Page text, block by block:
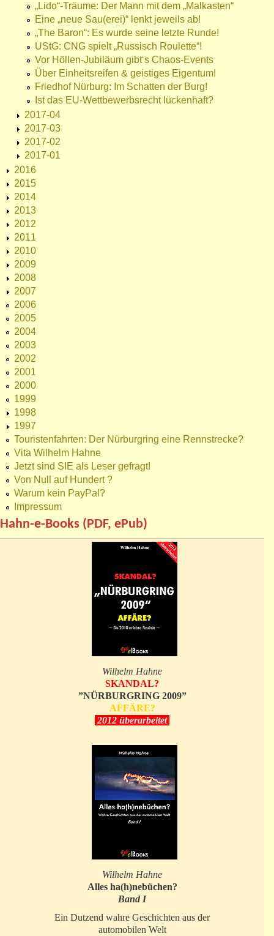
„Lido“-Träume: Der Mann mit dem „Malkasten“
Eine „neue Sau(erei)“ lenkt jeweils ab!
„The Baron“: Es wurde seine letzte Runde!
UStG: CNG spielt „Russisch Roulette“!
Vor Höllen-Jubiläum gibt‘s Chaos-Events
Über Einheitsreifen & geistiges Eigentum!
Friedhof Nürburg: Im Schatten der Burg!
Ist das EU-Wettbewerbsrecht lückenhaft?
2017-04
2017-03
2017-02
2017-01
2016
2015
2014
2013
2012
2011
2010
2009
2008
2007
2006
2005
2004
2003
2002
2001
2000
1999
1998
1997
Touristenfahrten: Der Nürburgring eine Rennstrecke?
Vita Wilhelm Hahne
Jetzt sind SIE als Leser gefragt!
Von Null auf Hundert ?
Warum kein PayPal?
Impressum
Hahn-e-Books (PDF, ePub)
Wilhelm Hahne
SKANDAL?
”NÜRBURGRING 2009”
AFFÄRE?
2012 überarbeitet
Wilhelm Hahne
Alles ha(h)nebüchen?
Band I
Ein Dutzend wahre Geschichten aus der
automobilen Welt